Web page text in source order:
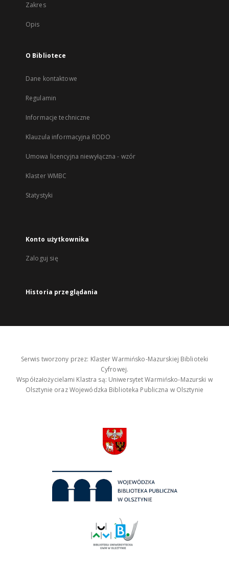
Zakres
Opis
O Bibliotece
Dane kontaktowe
Regulamin
Informacje techniczne
Klauzula informacyjna RODO
Umowa licencyjna niewyłączna - wzór
Klaster WMBC
Statystyki
Konto użytkownika
Zaloguj się
Historia przeglądania
Serwis tworzony przez: Klaster Warmińsko-Mazurskiej Biblioteki
Cyfrowej.
Współzałożycielami Klastra są: Uniwersytet Warmińsko-Mazurski w
Olsztynie oraz Wojewódzka Biblioteka Publiczna w Olsztynie